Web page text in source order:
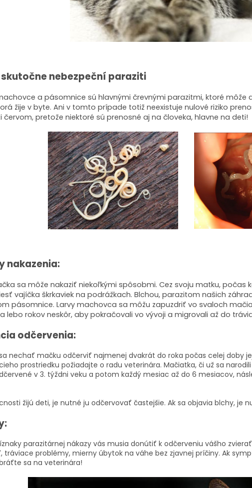
nebezpeční paraziti
a pásomnice sú hlavnými črevnými parazitmi, ktoré
žije v byte. Ani v tomto prípade totiž neexistuje nulové riziko
červom, pretože niektoré sú prenosné aj na človeka, hlavne na deti!
nakazenia:
sa môže nakaziť niekoľkými spôsobmi. Cez svoju matku, počas
vajíčka škrkaviek na podrážkach. Blchou, parazitom našich
pásomnice. Larvy machovca sa môžu zapuzdriť vo svaloch
lebo rokov neskôr, aby pokračovali vo vývoji a migrovali až do
odčervenia:
nechať mačku odčerviť najmenej dvakrát do roka počas celej doby
prostriedku požiadajte o radu veterinára. Mačiatka, či už sa
v 3. týždni veku a potom každý mesiac až do 6 mesiacov,
žijú deti, je nutné ju odčervovať častejšie. Ak sa objavia blchy, je
parazitárnej nákazy vás musia donútiť k odčerveniu vášho
tráviace problémy, mierny úbytok na váhe bez zjavnej príčiny. Ak
sa na veterinára!